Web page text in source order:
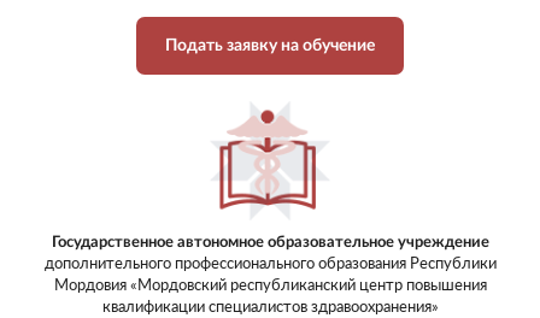
Государственное автономное образовательное учреждение
дополнительного профессионального образованияРеспублики
Мордовия «Мордовский республиканский центрповышения
квалификации специалистов здравоохранения»
Подать заявку на обучение
Контакты